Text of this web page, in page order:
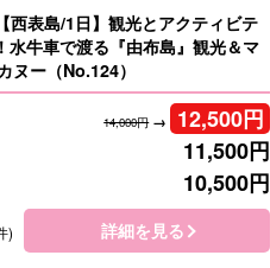
表島/1日】観光とアクティビテ
水牛車で渡る『由布島』観光＆マ
ヌー（No.124）
14,000円→ 12,500円
11,500円
10,500円
) 詳細を見る